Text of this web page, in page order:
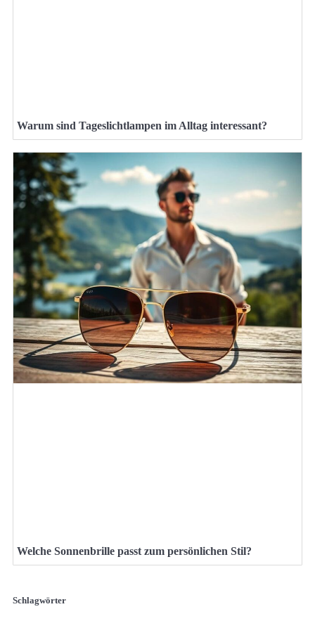
Warum sind Tageslichtlampen im Alltag interessant?
Welche Sonnenbrille passt zum persönlichen Stil?
Schlagwörter